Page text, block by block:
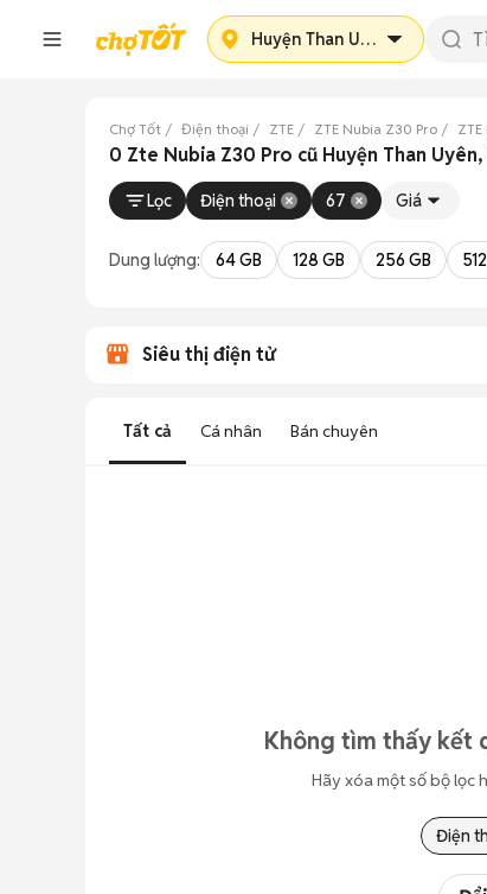
Huyện Than Uyên
Chợ Tốt Điện thoại ZTE ZTE Nubia Z30 Pro
0 Zte Nubia Z30 Pro cũ Huyện Than Uyên,
Lọc Điện thoại 67 Giá
Dung lượng: 64 GB 128 GB 256 GB
Siêu thị điện tử
Tất cả Cá nhân Bán chuyên
Không tìm thấy kết
Hãy xóa một số bộ lọc
Điện